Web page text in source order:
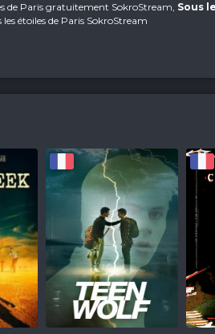
de Paris gratuitement SokroStream, Sous
les étoiles de Paris SokroStream